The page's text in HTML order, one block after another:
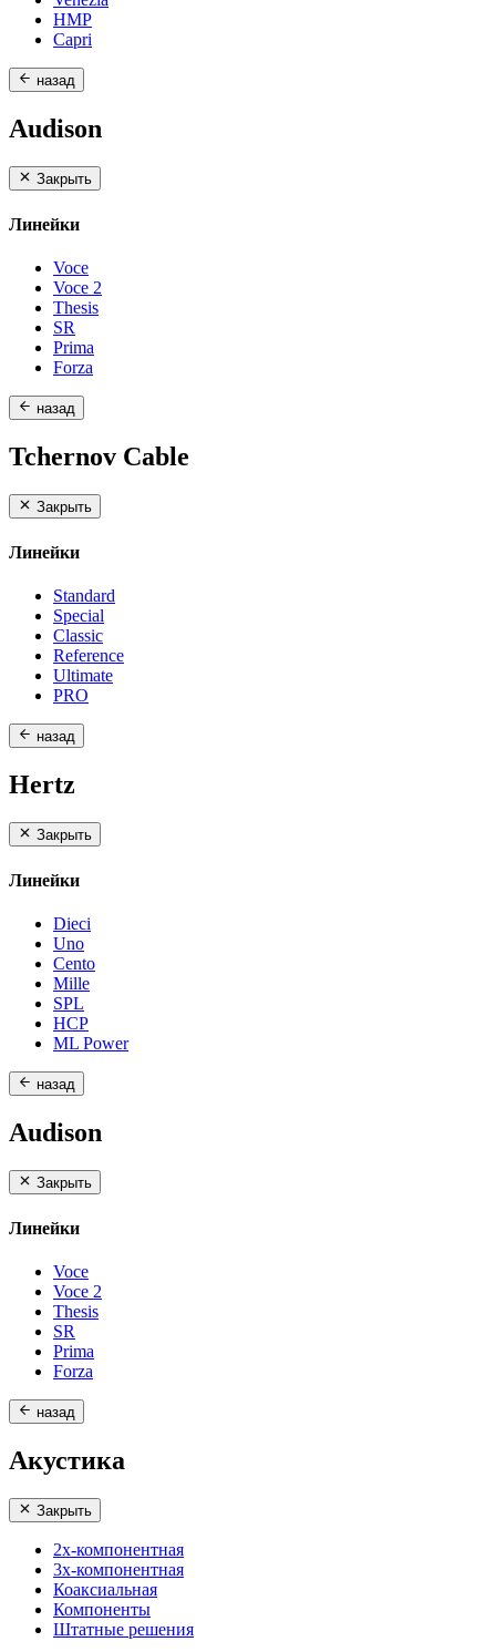
HMP
Capri
назад
Audison
Закрыть
Линейки
Voce
Voce 2
Thesis
SR
Prima
Forza
назад
Tchernov Cable
Закрыть
Линейки
Standard
Special
Classic
Reference
Ultimate
PRO
назад
Hertz
Закрыть
Линейки
Dieci
Uno
Cento
Mille
SPL
HCP
ML Power
назад
Audison
Закрыть
Линейки
Voce
Voce 2
Thesis
SR
Prima
Forza
назад
Акустика
Закрыть
2х-компонентная
3х-компонентная
Коаксиальная
Компоненты
Штатные решения